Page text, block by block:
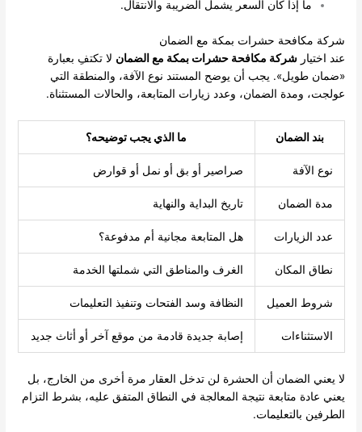
ما إذا كان السعر يشمل الضريبة والانتقال.
شركة مكافحة حشرات بمكة مع الضمان
عند اختيارشركة مكافحة حشرات بمكة مع الضمان لا تكتفِ بعبارة
«ضمان طويل». يجب أن يوضح المستند نوع الآفة، والمنطقة التي
عولجت، ومدة الضمان، وعدد زيارات المتابعة، والحالات المستثناة.
بند الضمان ما الذي يجب توضيحه؟
نوع الآفة صراصير أو بق أو نمل أو قوارض
مدة الضمان تاريخ البداية والنهاية
عدد الزيارات هل المتابعة مجانية أم مدفوعة؟
نطاق المكان الغرف والمناطق التي شملتها الخدمة
شروط العميل النظافة وسد الفتحات وتنفيذ التعليمات
الاستثناءات إصابة جديدة قادمة من موقع آخر أو أثاث جديد
لا يعني الضمان أن الحشرة لن تدخل العقار مرة أخرى من الخارج، بل
يعني عادة متابعة نتيجة المعالجة في النطاق المتفق عليه، بشرط التزام
الطرفين بالتعليمات.